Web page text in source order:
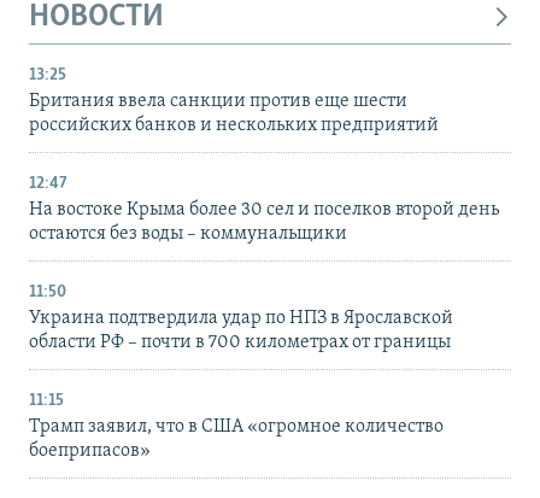
НОВОСТИ
13:25
Британия ввела санкции против еще шести
российских банков и нескольких предприятий
12:47
На востоке Крыма более 30 сел и поселков второй день
остаются без воды – коммунальщики
11:50
Украина подтвердила удар по НПЗ в Ярославской
области РФ – почти в 700 километрах от границы
11:15
Трамп заявил, что в США «огромное количество
боеприпасов»